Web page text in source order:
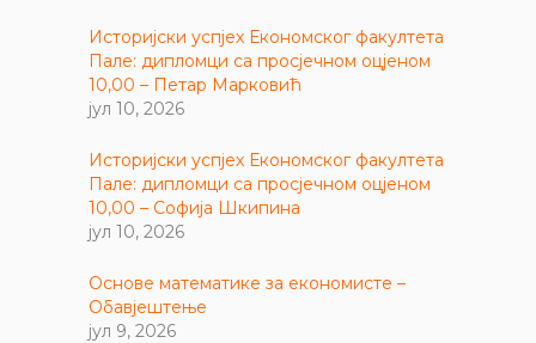
Историјски успјех Економског факултета
Пале: дипломци са просјечном оцјеном
10,00 – Петар Марковић
јул 10, 2026
Историјски успјех Економског факултета
Пале: дипломци са просјечном оцјеном
10,00 – Софија Шкипина
јул 10, 2026
Основе математике за економисте –
Обавјештење
јул 9, 2026